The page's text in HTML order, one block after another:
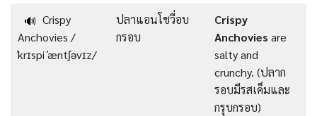
🔊 Crispy
Anchovies /
ˈkrɪspi ˈæntʃəvɪz/
ปลาแอนโชวี่อบ
กรอบ
Crispy
Anchovies are
salty and
crunchy. (ปลาก
รอบมีรสเค็มและ
กรุบกรอบ)